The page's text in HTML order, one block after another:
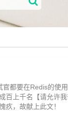
都要在Redis的使
百上千名【请允许
疚，故献上此文！